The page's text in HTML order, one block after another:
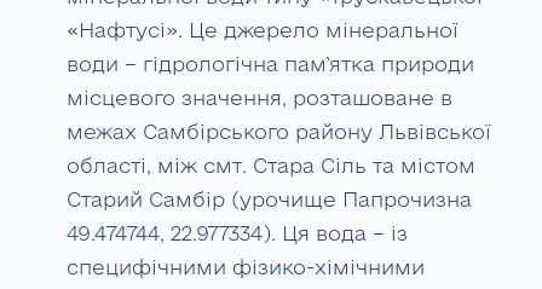
«Нафтусі». Це джерело мінеральної
води – гідрологічна пам’ятка природи
місцевого значення, розташоване в
межах Самбірського району Львівської
області, між смт. Стара Сіль та містом
Старий Самбір (урочище Папрочизна
49.474744, 22.977334). Ця вода – із
специфічними фізико-хімічними